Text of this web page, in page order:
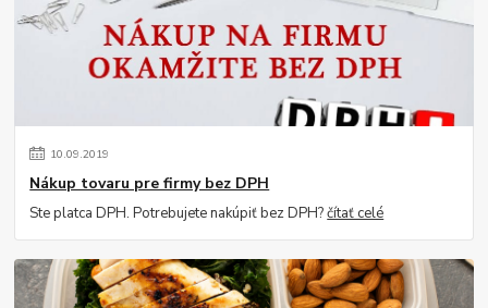
10.09.2019
Nákup tovaru pre firmy bez DPH
Ste platca DPH. Potrebujete nakúpiť bez DPH?čítať celé